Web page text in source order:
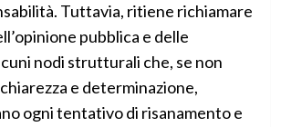
Tuttavia, ritiene richiamare
pubblica e delle
nodi strutturali che, se non
e determinazione,
ogni tentativo di risanamento e